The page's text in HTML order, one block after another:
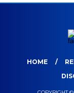
HOME